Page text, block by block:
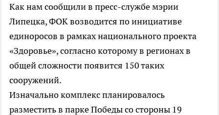
Как нам сообщили в пресс-службе мэрии
Липецка, ФОК возводится по инициативе
единоросов в рамках национального проекта
«Здоровье», согласно которому в регионах в
общей сложности появится 150 таких
сооружений.
Изначально комплекс планировалось
разместить в парке Победы со стороны 19